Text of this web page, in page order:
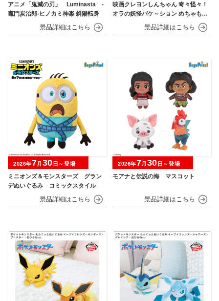
アニメ「鬼滅の刃」 Luminasta ‐
竈門炭治郎‐ヒノカミ神楽 斜陽転身
映画クレヨンしんちゃん 奇々怪々！
オラの妖怪バケ～ション めちゃもふ
ぐっとぬいぐるみ シロ
ミニオンズ＆モンスターズ グラン
デぬいぐるみ コミックスタイル
2026年7月 30 日～登場
モアナと伝説の海 マスコット
2026年7月 30 日～登場